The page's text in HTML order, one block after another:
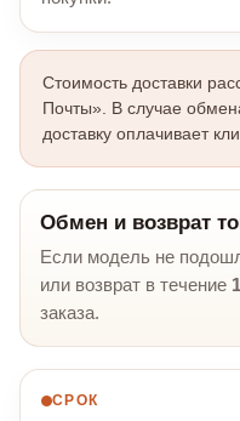
Стоимость доставки
Почты». В случае
доставку оплачивает
Обмен и возврат
Если модель не
или возврат в течение
заказа.
СРОК